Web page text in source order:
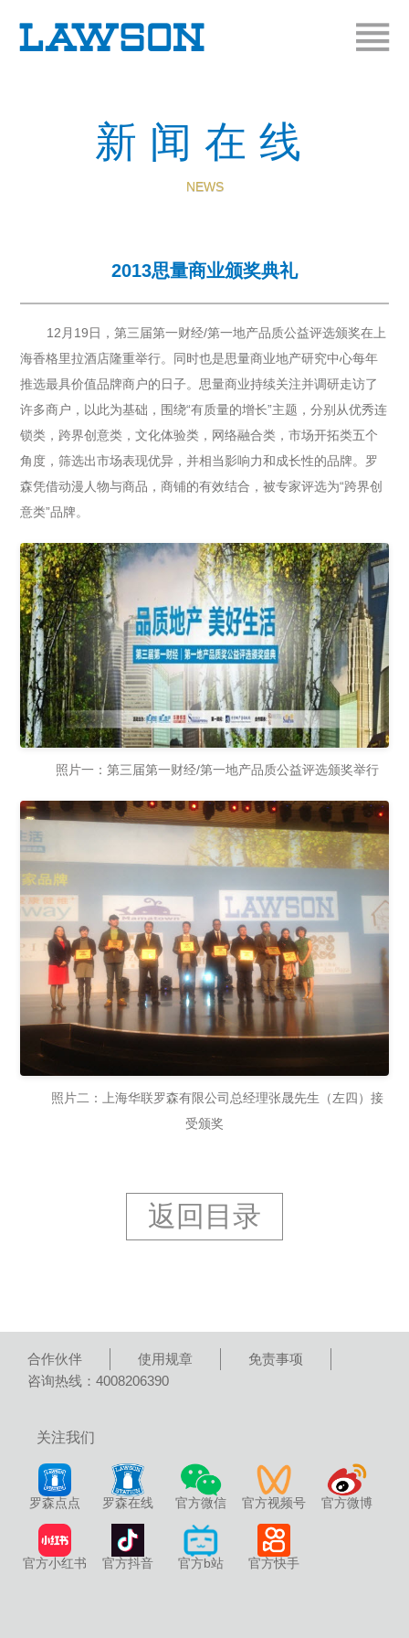
新闻在线
NEWS
2013思量商业颁奖典礼
12月19日，第三届第一财经/第一地产品质公益评选颁奖在上
海香格里拉酒店隆重举行。同时也是思量商业地产研究中心每年
推选最具价值品牌商户的日子。思量商业持续关注并调研走访了
许多商户，以此为基础，围绕“有质量的增长”主题，分别从优秀连
锁类，跨界创意类，文化体验类，网络融合类，市场开拓类五个
角度，筛选出市场表现优异，并相当影响力和成长性的品牌。罗
森凭借动漫人物与商品，商铺的有效结合，被专家评选为“跨界创
意类”品牌。
照片一：第三届第一财经/第一地产品质公益评选颁奖举行
照片二：上海华联罗森有限公司总经理张晟先生（左四）接
受颁奖
返回目录
合作伙伴 使用规章
免责事项
咨询热线：4008206390
关注我们
罗森点点 罗森在线 官方微信 官方视频号 官方微博
官方小红书 官方抖音 官方b站 官方快手